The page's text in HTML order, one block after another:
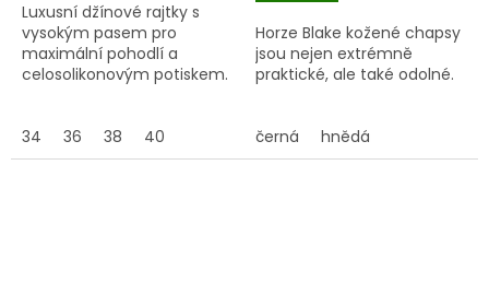
Luxusní džínové rajtky s
vysokým pasem pro
maximální pohodlí a
celosolikonovým potiskem.
34 36 38 40
Horze Blake kožené chapsy
jsou nejen extrémně
praktické, ale také odolné.
černá hnědá